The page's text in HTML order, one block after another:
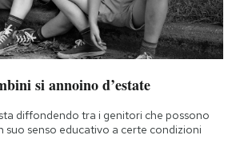
si annoino d’estate
diffondendo tra i genitori che possono
suo senso educativo a certe condizioni